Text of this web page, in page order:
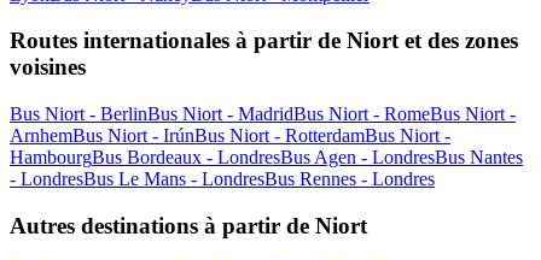
Routes internationales à partir de Niort et des zones
voisines
Bus Niort - BerlinBus Niort - MadridBus Niort - RomeBus Niort -
ArnhemBus Niort - IrúnBus Niort - RotterdamBus Niort -
HambourgBus Bordeaux - LondresBus Agen - LondresBus Nantes
- LondresBus Le Mans - LondresBus Rennes - Londres
Autres destinations à partir de Niort